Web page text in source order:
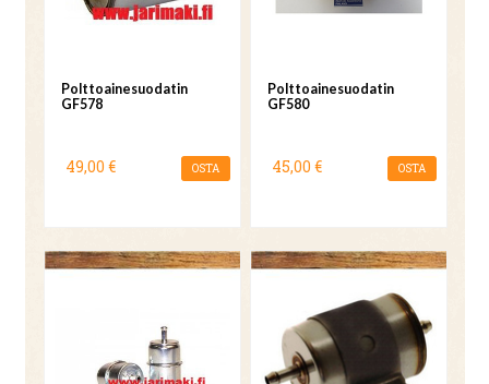
Polttoainesuodatin
GF578
49,00 € OSTA
Polttoainesuodatin
GF580
45,00 € OSTA